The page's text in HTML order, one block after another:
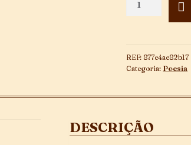
REF:877e4ae82b17
Categoria: Poesia
DESCRIÇÃO